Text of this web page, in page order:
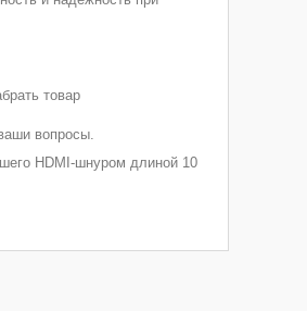
товар
вопросы.
HDMI-шнуром длиной 10